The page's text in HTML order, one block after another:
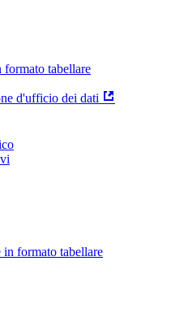
tabellare
d'ufficio dei dati
formato tabellare